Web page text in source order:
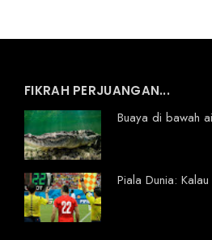
FIKRAH PERJUANGAN...
Buaya di bawah
Piala Dunia: